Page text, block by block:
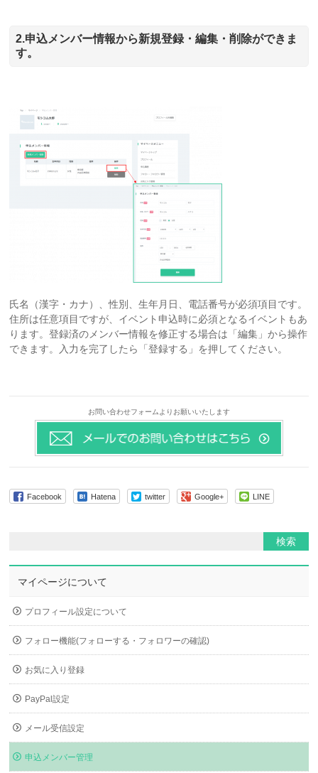
2.申込メンバー情報から新規登録・編集・削除ができま
す。
氏名（漢字・カナ）、性別、生年月日、電話番号が必須項目です。
住所は任意項目ですが、イベント申込時に必須となるイベントもあ
ります。登録済のメンバー情報を修正する場合は「編集」から操作
できます。入力を完了したら「登録する」を押してください。
お問い合わせフォームよりお願いいたします
Facebook Hatena twitter Google+ LINE
マイページについて
プロフィール設定について
フォロー機能(フォローする・フォロワーの確認)
お気に入り登録
PayPal設定
メール受信設定
申込メンバー管理